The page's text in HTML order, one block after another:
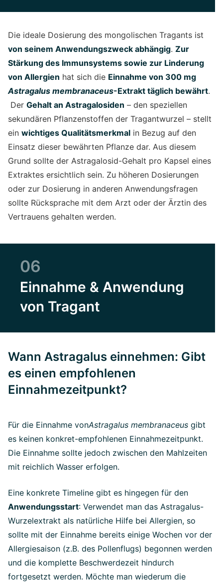
Die ideale Dosierung des mongolischen Tragants ist
von seinem Anwendungszweck abhängig. Zur
Stärkung des Immunsystems sowie zur Linderung
von Allergien hat sich die Einnahme von 300 mg
Astragalus membranaceus-Extrakt täglich bewährt.
Der Gehalt an Astragalosiden – den speziellen
sekundären Pflanzenstoffen der Tragantwurzel – stellt
ein wichtiges Qualitätsmerkmal in Bezug auf den
Einsatz dieser bewährten Pflanze dar. Aus diesem
Grund sollte der Astragalosid-Gehalt pro Kapsel eines
Extraktes ersichtlich sein. Zu höheren Dosierungen
oder zur Dosierung in anderen Anwendungsfragen
sollte Rücksprache mit dem Arzt oder der Ärztin des
Vertrauens gehalten werden.
06
Einnahme & Anwendung
von Tragant
Wann Astragalus einnehmen: Gibt
es einen empfohlenen
Einnahmezeitpunkt?
Für die Einnahme vonAstragalus membranaceus gibt
es keinen konkret-empfohlenen Einnahmezeitpunkt.
Die Einnahme sollte jedoch zwischen den Mahlzeiten
mit reichlich Wasser erfolgen.
Eine konkrete Timeline gibt es hingegen für den
Anwendungsstart: Verwendet man das Astragalus-
Wurzelextrakt als natürliche Hilfe bei Allergien, so
sollte mit der Einnahme bereits einige Wochen vor der
Allergiesaison (z.B. des Pollenflugs) begonnen werden
und die komplette Beschwerdezeit hindurch
fortgesetzt werden. Möchte man wiederum die